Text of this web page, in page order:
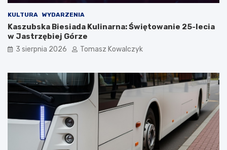
KULTURA WYDARZENIA
Kaszubska Biesiada Kulinarna: Świętowanie 25-lecia
w Jastrzębiej Górze
3 sierpnia 2026 Tomasz Kowalczyk